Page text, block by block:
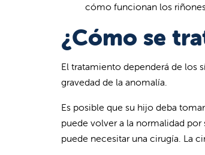
cómo funcionan los
¿Cómo se
El tratamiento dependerá de los
gravedad de la anomalía.
Es posible que su hijo deba
puede volver a la normalidad
puede necesitar una cirugía. La